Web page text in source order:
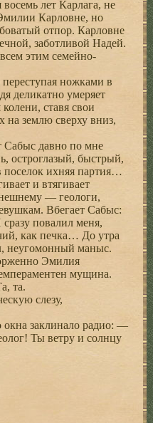
лет Карлага, не
Карловне, но
отпор. Карловне
заботливой Надей.
этим семейно-
ножками в
деликатно умеряет
ставя свои
на землю сверху вниз,
Сабыс давно по мне
остроглазый, быстрый,
поселок ихняя партия…
и втягивает
— геологи,
Вбегает Сабыс:
повалил меня,
как печка… До утра
неугомонный маныс.
Эмилия
мущина.
та.
слезу,
окна заклинало радио: —
Ты ветру и солнцу